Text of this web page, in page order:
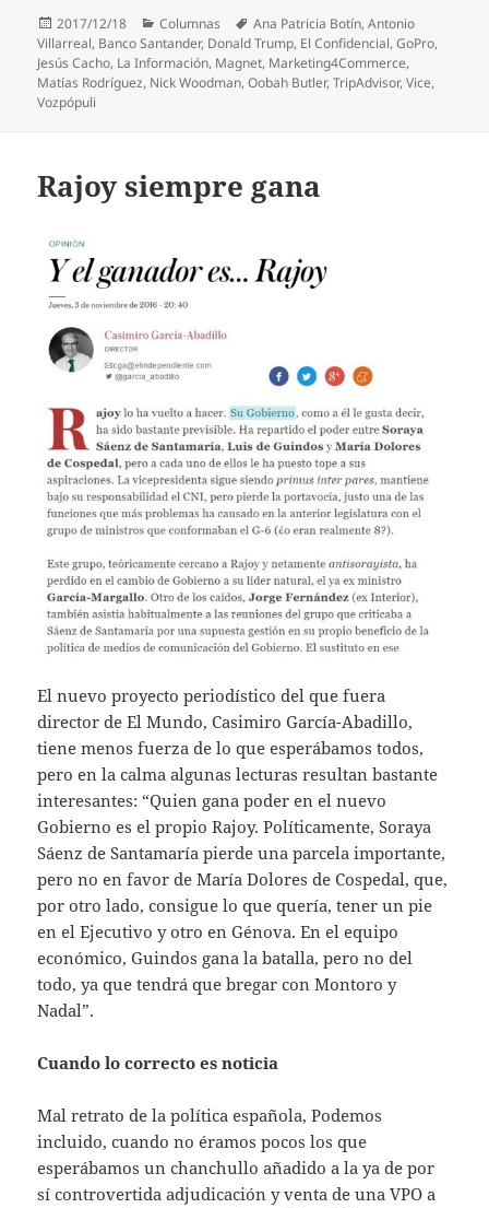
Publicado
el
2017/12/18 Categorías
Columnas Etiquetas
Ana Patricia Botín,Antonio
Villarreal, Banco Santander, Donald Trump, El Confidencial,GoPro,
Jesús Cacho, La Información, Magnet, Marketing4Commerce,
Matías Rodríguez, Nick Woodman,Oobah Butler,TripAdvisor,Vice,
Vozpópuli
Rajoy siempre gana
El nuevo proyecto periodístico del que fuera
director de El Mundo, Casimiro García-Abadillo,
tiene menos fuerza de lo que esperábamos todos,
pero en la calma algunas lecturas resultan bastante
interesantes: “Quien gana poder en el nuevo
Gobierno es el propio Rajoy. Políticamente, Soraya
Sáenz de Santamaría pierde una parcela importante,
pero no en favor de María Dolores de Cospedal, que,
por otro lado, consigue lo que quería, tener un pie
en el Ejecutivo y otro en Génova. En el equipo
económico, Guindos gana la batalla, pero no del
todo, ya que tendrá que bregar con Montoro y
Nadal”.
Cuando lo correcto es noticia
Mal retrato de la política española, Podemos
incluido, cuando no éramos pocos los que
esperábamos un chanchullo añadido a la ya de por
sí controvertida adjudicación y venta de una VPO a